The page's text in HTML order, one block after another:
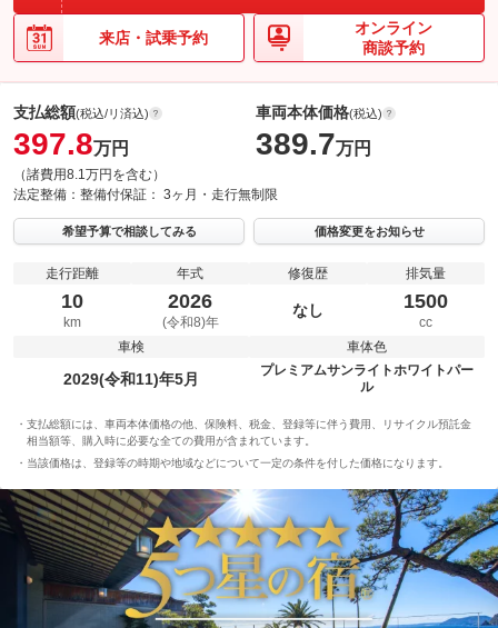
来店・試乗予約
オンライン
商談予約
支払総額(税込/リ済込)
397.8万円
（諸費用8.1万円を含む）
車両本体価格(税込)
389.7万円
法定整備： 整備付保証： 3ヶ月・走行無制限
希望予算で相談してみる 価格変更をお知らせ
走行距離
10
km
年式
2026
(令和8)年
修復歴
なし
排気量
1500
cc
車検
2029(令和11)年5月
車体色
プレミアムサンライトホワイトパー
ル
支払総額には、車両本体価格の他、保険料、税金、登録等に伴う費用、リサイクル預託金
相当額等、購入時に必要な全ての費用が含まれています。
当該価格は、登録等の時期や地域などについて一定の条件を付した価格になります。